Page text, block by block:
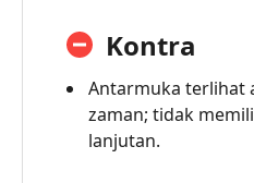
Kontra
Antarmuka terlihat
zaman; tidak
lanjutan.